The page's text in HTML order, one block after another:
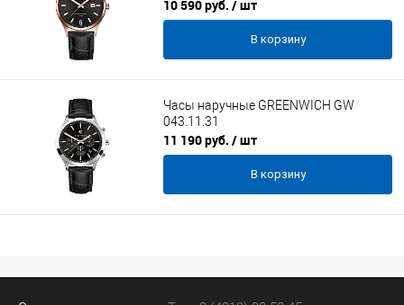
10 590 руб. / шт
В корзину
Часы наручные GREENWICH GW
043.11.31
11 190 руб. / шт
В корзину